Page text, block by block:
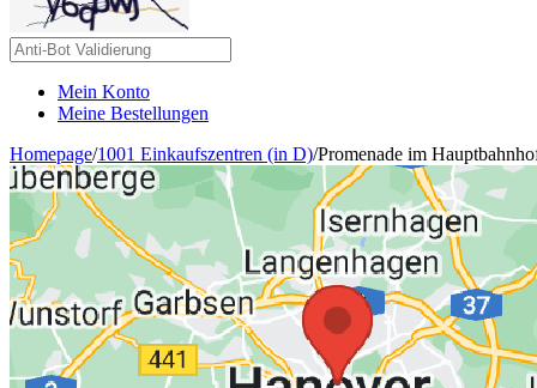
Mein Konto
Meine Bestellungen
Homepage/1001 Einkaufszentren (in D)/Promenade im